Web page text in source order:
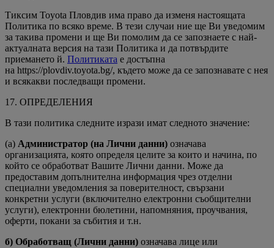
Тиксим Toyota Пловдив има право да изменя настоящата
Политика по всяко време. В тези случаи ние ще Ви уведомим
за такива промени и ще Ви помолим да се запознаете с най-
актуалната версия на тази Политика и да потвърдите
приемането й. Политиката е достъпна
на https://plovdiv.toyota.bg/, където може да се запознавате с нея
и всякакви последващи промени.
17. ОПРЕДЕЛЕНИЯ
В тази политика следните изрази имат следното значение:
(a) Администратор (на Лични данни) означава
организацията, която определя целите за които и начина, по
който се обработват Вашите Лични данни. Може да
предоставим допълнителна информация чрез отделни
специални уведомления за поверителност, свързани
конкретни услуги (включително електронни съобщителни
услуги), електронни бюлетини, напомняния, проучвания,
оферти, покани за събития и т.н.
б) Обработващ (Лични данни) означава лице или